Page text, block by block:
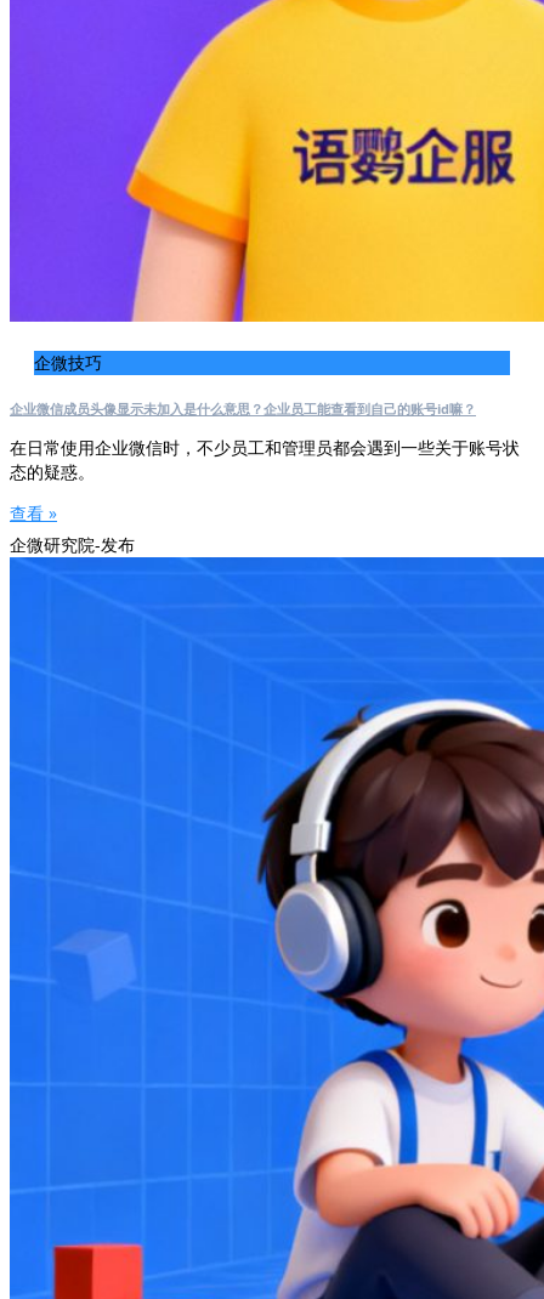
企微技巧
企业微信成员头像显示未加入是什么意思？企业员工能查看到自己的账号id嘛？
在日常使用企业微信时，不少员工和管理员都会遇到一些关于账号状
态的疑惑。
查看 »
企微研究院-发布